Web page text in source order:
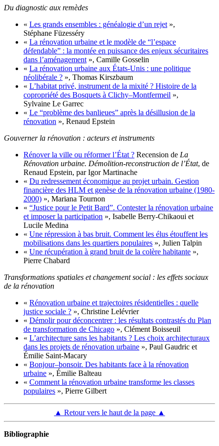
Du diagnostic aux remèdes
« Les grands ensembles : généalogie d’un rejet »,
Stéphane Füzesséry
« La rénovation urbaine et le modèle de “l’espace
défendable” : la montée en puissance des enjeux sécuritaires
dans l’aménagement », Camille Gosselin
« La rénovation urbaine aux États-Unis : une politique
néolibérale ? », Thomas Kirszbaum
« L’habitat privé, instrument de la mixité ? Histoire de la
copropriété des Bosquets à Clichy–Montfermeil »,
Sylvaine Le Garrec
« Le “problème des banlieues” après la désillusion de la
rénovation », Renaud Epstein
Gouverner la rénovation : acteurs et instruments
Rénover la ville ou réformer l’État ? Recension de La
Rénovation urbaine. Démolition-reconstruction de l’État, de
Renaud Epstein, par Igor Martinache
« Du redressement économique au projet urbain. Gestion
financière des HLM et genèse de la rénovation urbaine (1980-
2000) », Mariana Tournon
« “Justice pour le Petit Bard”. Contester la rénovation urbaine
et imposer la participation », Isabelle Berry-Chikaoui et
Lucile Medina
« Une répression à bas bruit. Comment les élus étouffent les
mobilisations dans les quartiers populaires », Julien Talpin
« Une récupération à grand bruit de la colère habitante »,
Pierre Chabard
Transformations spatiales et changement social : les effets sociaux
de la rénovation
« Rénovation urbaine et trajectoires résidentielles : quelle
justice sociale ? », Christine Lelévrier
« Démolir pour déconcentrer : les résultats contrastés du Plan
de transformation de Chicago », Clément Boisseuil
« L’architecture sans les habitants ? Les choix architecturaux
dans les projets de rénovation urbaine », Paul Gaudric et
Émilie Saint-Macary
« Bonjour–bonsoir. Des habitants face à la rénovation
urbaine », Émilie Balteau
« Comment la rénovation urbaine transforme les classes
populaires », Pierre Gilbert
▲ Retour vers le haut de la page ▲
Bibliographie